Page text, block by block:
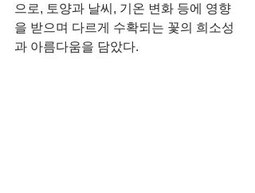
으로, 토양과 날씨, 기온 변화 등에 영향
을 받으며 다르게 수확되는 꽃의 희소성
과 아름다움을 담았다.